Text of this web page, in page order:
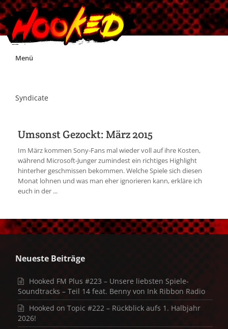
Skip
Menü
Impressum
Jobs
Syndicate
Umsonst Gezockt: März 2015
Im März kommen Sony-Fans mal wieder voll auf ihre Kosten,
während Microsoft-Junger zumindest ein richtiges Highlight
hinterher geschmissen bekommen. Welche Spiele sich diesen
Monat lohnen und was man eher ignorieren kann, erkläre ich
euch in der ...
Neueste Beiträge
Hooked FM Plus #223 – Unsere liebsten Spiele-
Soundtracks – Teil 14 feat. Benny von Ink Ribbon Radio
Hooked on Topic #222 – Rückblick aufs 1. Halbjahr
2026!